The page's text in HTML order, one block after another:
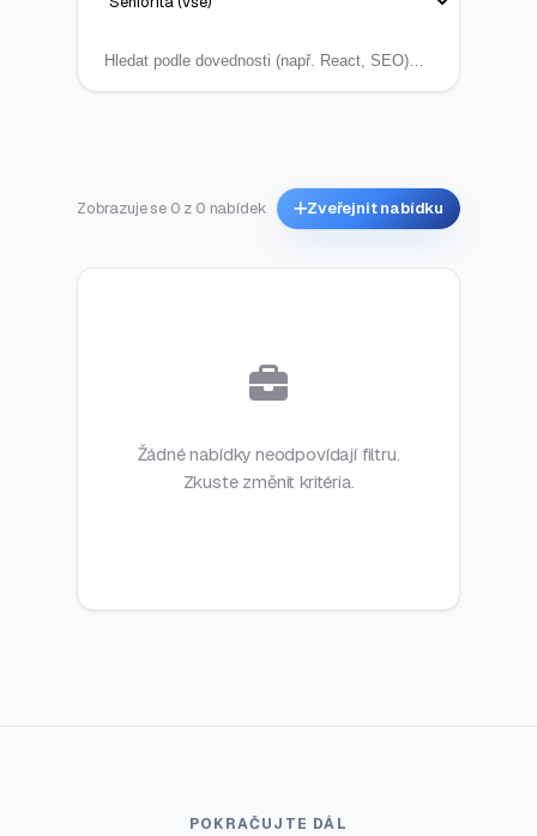
Zobrazuje se 0 z 0 nabídek Zveřejnit nabídku
Žádné nabídky neodpovídají filtru.
Zkuste změnit kritéria.
POKRAČUJTE DÁL